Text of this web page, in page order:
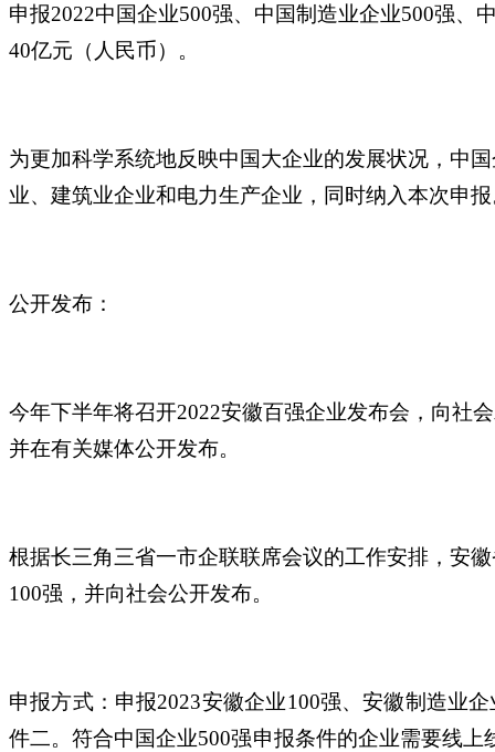
申报2022中国企业500强、中国制造业企业500强、
40亿元（人民币）。
为更加科学系统地反映中国大企业的发展状况，中
业、建筑业企业和电力生产企业，同时纳入本次申
公开发布：
今年下半年将召开2022安徽百强企业发布会，向社
并在有关媒体公开发布。
根据长三角三省一市企联联席会议的工作安排，安
100强，并向社会公开发布。
申报方式：申报2023安徽企业100强、安徽制造业
件二。符合中国企业500强申报条件的企业需要线